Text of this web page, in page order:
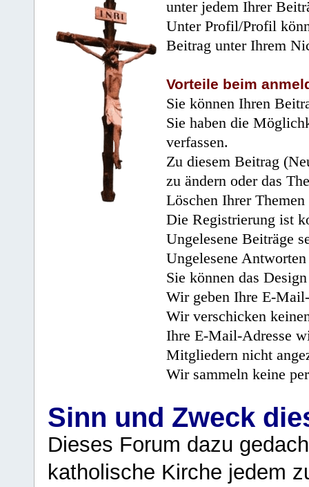
unter jedem Ihrer
Unter Profil/Profil
Beitrag unter Ihrem
Vorteile beim
Sie können Ihren
Sie haben die
verfassen.
Zu diesem Beitrag
zu ändern oder das
Löschen Ihrer
Die Registrierung ist
Ungelesene Beiträge
Ungelesene
Sie können das
Wir geben Ihre E-
Wir verschicken
Ihre E-Mail-Adresse
Mitgliedern nicht
Wir sammeln keine
Sinn und Zweck
Dieses Forum dazu
katholische Kirche jedem